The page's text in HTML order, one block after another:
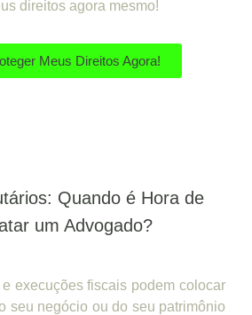
direitos agora mesmo!
Meus Direitos Agora!
Quando é Hora de
um Advogado?
execuções fiscais podem colocar
seu negócio ou do seu patrimônio